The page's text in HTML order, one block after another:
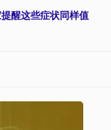
醒这些症状同样值